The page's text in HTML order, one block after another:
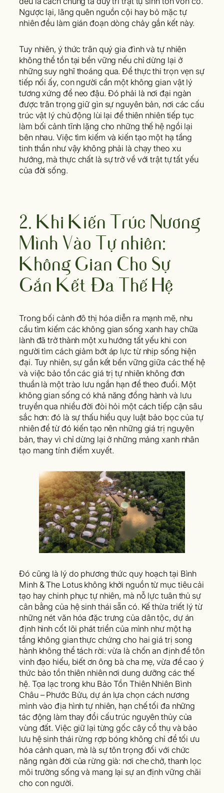
Ngược lại, lãng quên nguồn cội hay bỏ mặc tự
nhiên đều làm gián đoạn dòng chảy gắn kết này.
Tuy nhiên, ý thức trân quý gia đình và tự nhiên
không thể tồn tại bền vững nếu chỉ dừng lại ở
những suy nghĩ thoáng qua. Để thực thi trọn vẹn sự
tiếp nối ấy, con người cần một không gian vật lý
tương xứng để neo đậu. Đó phải là nơi đại ngàn
được trân trọng giữ gìn sự nguyên bản, nơi các cấu
trúc vật lý chủ động lùi lại để thiên nhiên tiếp tục
làm bối cảnh tĩnh lặng cho những thế hệ ngồi lại
bên nhau. Việc tìm kiếm và kiến tạo một hạ tầng
tinh thần như vậy không phải là chạy theo xu
hướng, mà thực chất là sự trở về với trật tự tất yếu
của đời sống.
2. Khi Kiến Trúc Nương
Mình Vào Tự nhiên:
Không Gian Cho Sự
Gắn Kết Đa Thế Hệ
Trong bối cảnh đô thị hóa diễn ra mạnh mẽ, nhu
cầu tìm kiếm các không gian sống xanh hay chữa
lành đã trở thành một xu hướng tất yếu khi con
người tìm cách giảm bớt áp lực từ nhịp sống hiện
đại. Tuy nhiên, sự gắn kết bền vững giữa các thế hệ
và việc bảo tồn các giá trị tự nhiên không đơn
thuần là một trào lưu ngắn hạn để theo đuổi. Một
không gian sống có khả năng đồng hành và lưu
truyền qua nhiều đời đòi hỏi một cách tiếp cận sâu
sắc hơn: đó là sự thấu hiểu quy luật bảo bọc của tự
nhiên để từ đó kiến tạo nên những giá trị nguyên
bản, thay vì chỉ dừng lại ở những mảng xanh nhân
tạo mang tính điểm xuyết.
Đó cũng là lý do phương thức quy hoạch tại Bình
Minh & The Lotus không khởi nguồn từ mục tiêu cải
tạo hay chinh phục tự nhiên, mà nỗ lực tuân thủ sự
cân bằng của hệ sinh thái sẵn có. Kế thừa triết lý từ
những nét văn hóa đặc trưng của dân tộc, dự án
định hình cốt lõi phát triển của mình như một hạ
tầng không gian thực chứng cho hai giá trị song
hành không thể tách rời: vừa là chốn an định để tôn
vinh đạo hiếu, biết ơn ông bà cha mẹ, vừa đề cao ý
thức bảo tồn thiên nhiên nơi dung dưỡng các thế
hệ. Tọa lạc trong khu Bảo Tồn Thiên Nhiên Bình
Châu – Phước Bửu, dự án lựa chọn cách nương
mình vào địa hình tự nhiên, hạn chế tối đa những
tác động làm thay đổi cấu trúc nguyên thủy của
vùng đất. Việc giữ lại từng gốc cây cổ thụ và bảo
lưu hệ sinh thái rừng rợp bóng không chỉ để tối ưu
hóa cảnh quan, mà là sự tôn trọng đối với chức
năng ngàn đời của rừng già: nơi che chở, thanh lọc
môi trường sống và mang lại sự an định vững chãi
cho con người.